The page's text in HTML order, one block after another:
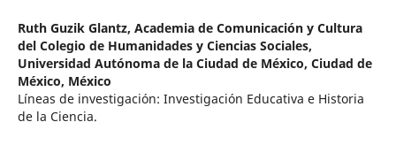
Ruth Guzik Glantz, Academia de Comunicación y Cultura
del Colegio de Humanidades y Ciencias Sociales,
Universidad Autónoma de la Ciudad de México, Ciudad de
México, México
Líneas de investigación: Investigación Educativa e Historia
de la Ciencia.